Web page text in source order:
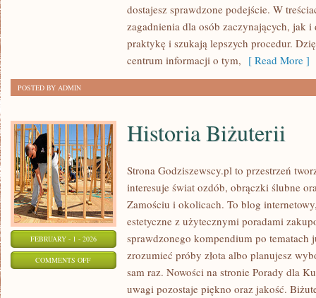
TERMICZNA
AKUSTYCZNA
dostajesz sprawdzone podejście. W
zagadnienia dla osób zaczynających, jak
praktykę i szukają lepszych procedur.
centrum informacji o tym, [ Read More ]
POSTED BY ADMIN
FEBRUARY - 1 - 2026
COMMENTS OFFON
Historia Biżuterii
Strona Godziszewscy.pl to przestrzeń
interesuje świat ozdób, obrączki ślubne
Zamościu i okolicach. To blog
estetyczne z użytecznymi poradami
sprawdzonego kompendium po tematach
zrozumieć próby złota albo planujesz
sam raz. Nowości na stronie Porady dla
uwagi pozostaje piękno oraz jakość.